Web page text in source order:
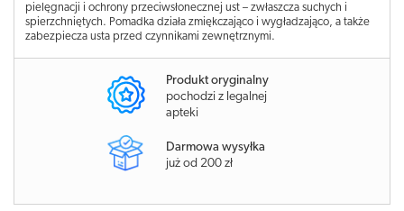
pielęgnacji i ochrony przeciwsłonecznej ust – zwłaszcza suchych i
spierzchniętych. Pomadka działa zmiękczająco i wygładzająco, a także
zabezpiecza usta przed czynnikami zewnętrznymi.
Produkt oryginalny
pochodzi z legalnej
apteki
Darmowa wysyłka
już od 200 zł